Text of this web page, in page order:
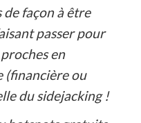
façon à être
passer pour
en
(financière ou
du sidejacking !